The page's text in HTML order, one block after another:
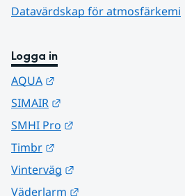
Datavärdskap för atmosfärkemi
Logga in
AQUA
SIMAIR
SMHI Pro
Timbr
Vinterväg
Väderlarm